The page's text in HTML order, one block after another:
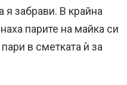
забрави. В крайна
парите на майка си
в сметката ѝ за